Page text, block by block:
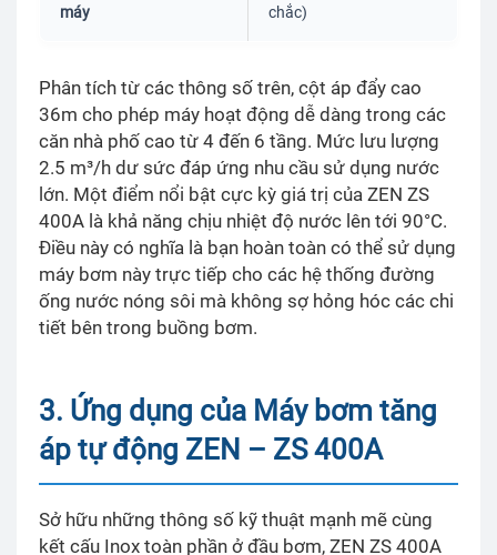
máy
chắc)
Phân tích từ các thông số trên, cột áp đẩy cao
36m cho phép máy hoạt động dễ dàng trong các
căn nhà phố cao từ 4 đến 6 tầng. Mức lưu lượng
2.5 m³/h dư sức đáp ứng nhu cầu sử dụng nước
lớn. Một điểm nổi bật cực kỳ giá trị của ZEN ZS
400A là khả năng chịu nhiệt độ nước lên tới 90°C.
Điều này có nghĩa là bạn hoàn toàn có thể sử dụng
máy bơm này trực tiếp cho các hệ thống đường
ống nước nóng sôi mà không sợ hỏng hóc các chi
tiết bên trong buồng bơm.
3. Ứng dụng của Máy bơm tăng
áp tự động ZEN – ZS 400A
Sở hữu những thông số kỹ thuật mạnh mẽ cùng
kết cấu Inox toàn phần ở đầu bơm, ZEN ZS 400A